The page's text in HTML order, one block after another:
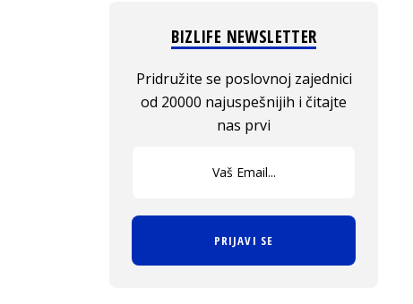
BIZLIFE NEWSLETTER
Pridružite se poslovnoj zajednici
od 20000 najuspešnijih i čitajte
nas prvi
PRIJAVI SE